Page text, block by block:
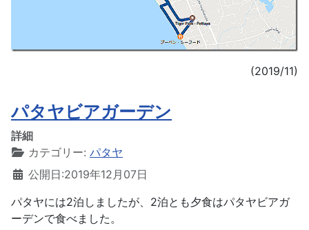
(2019/11)
パタヤビアガーデン
詳細
カテゴリー: パタヤ
公開日:2019年12月07日
パタヤには2泊しましたが、2泊とも夕食はパタヤビアガ
ーデンで食べました。